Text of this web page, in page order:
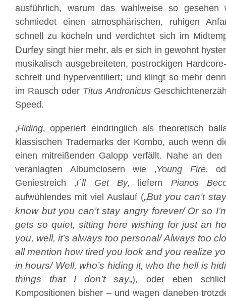
ausführlich, warum das wahlweise so gesehen
schmiedet einen atmosphärischen, ruhigen
schnell zu köcheln und verdichtet sich im
Durfey singt hier mehr, als er sich in gewohnt
musikalisch ausgebreiteten, postrockigen
schreit und hyperventiliert; und klingt so mehr
im Rausch oder Titus Andronicus
Speed.
‚Hiding‚ opperiert eindringlich als theoretisch
klassischen Trademarks der Kombo, auch wenn
einen mitreißenden Galopp verfällt. Nahe an den
veranlagten Albumclosern wie ‚Young Fire‚
Geniestreich ‚I`ll Get By‚ liefern Pianos
aufwühlendes mit viel Auslauf („But you can’t
know but you can’t stay angry forever/ Or so
gets so quiet, sitting here wishing for just an
you, well, it’s always too personal/ Always too
all mention how tired you look and you realize
in hours/ Well, who’s hiding it, who the hell is
things that I don’t say„), oder eben
Kompositionen bisher – und wagen daneben